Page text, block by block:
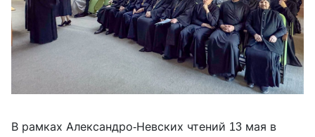
В рамках Александро-Невских чтений 13 мая в